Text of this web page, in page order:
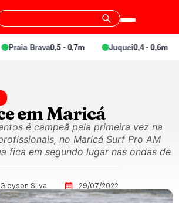
Brava 0,5 - 0,7m Juquei0,4 - 0,6m
em Maricá
é campeã pela primeira vez na
no Maricá Surf Pro AM
fica em segundo lugar nas ondas de
Silva 29/07/2022